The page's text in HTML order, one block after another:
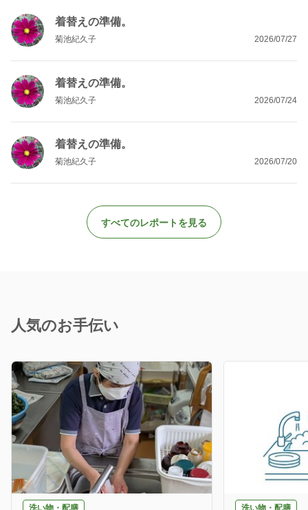
着替えの準備。
菊池紀久子 2026/07/27
着替えの準備。
菊池紀久子 2026/07/24
着替えの準備。
菊池紀久子 2026/07/20
すべてのレポートを見る
人気のお手伝い
洗い物・配膳 洗い物・配膳